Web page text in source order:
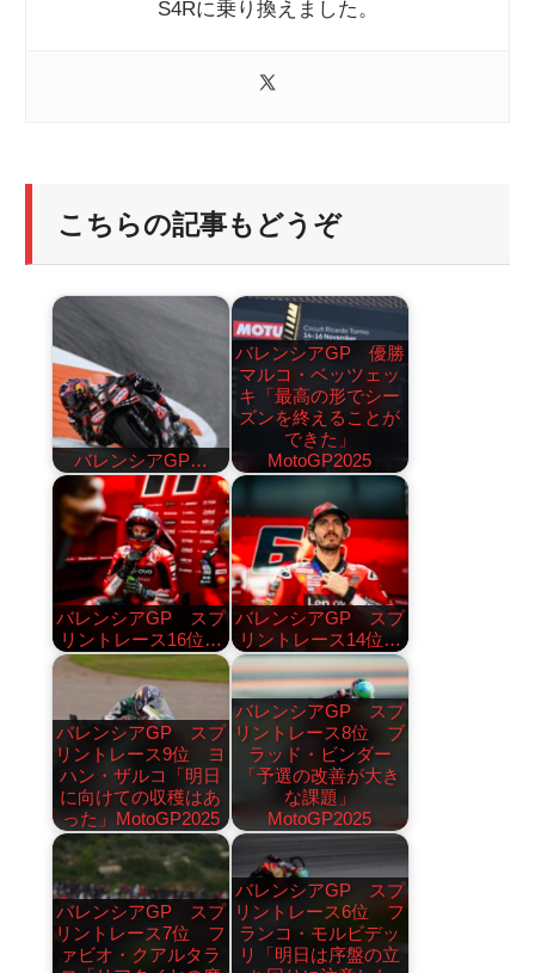
S4Rに乗り換えました。
こちらの記事もどうぞ
バレンシアGP…
バレンシアGP 優勝
マルコ・ベッツェッ
キ「最高の形でシー
ズンを終えることが
できた」
MotoGP2025
バレンシアGP スプ
リントレース16位…
バレンシアGP スプ
リントレース14位…
バレンシアGP スプ
リントレース9位 ヨ
ハン・ザルコ「明日
に向けての収穫はあ
った」MotoGP2025
バレンシアGP スプ
リントレース8位 ブ
ラッド・ビンダー
「予選の改善が大き
な課題」
MotoGP2025
バレンシアGP スプ
リントレース7位 フ
ァビオ・クアルタラ
バレンシアGP スプ
リントレース6位 フ
ランコ・モルビデッ
リ「明日は序盤の立